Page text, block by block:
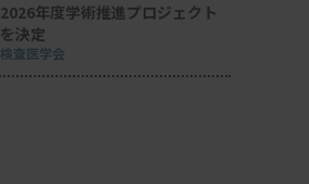
2026年度学術推進プロジェクト
を決定
検査医学会